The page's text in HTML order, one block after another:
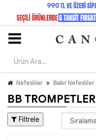
Nefesliler Bakır Nefesliler
BB TROMPETLER
Filtrele